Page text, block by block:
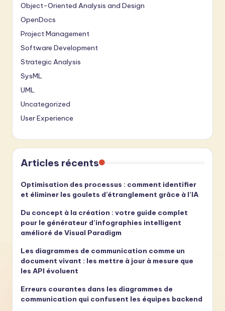
Object-Oriented Analysis and Design
OpenDocs
Project Management
Software Development
Strategic Analysis
SysML
UML
Uncategorized
User Experience
Articles récents
Optimisation des processus : comment identifier
et éliminer les goulets d’étranglement grâce à l’IA
Du concept à la création : votre guide complet
pour le générateur d’infographies intelligent
amélioré de Visual Paradigm
Les diagrammes de communication comme un
document vivant : les mettre à jour à mesure que
les API évoluent
Erreurs courantes dans les diagrammes de
communication qui confusent les équipes backend